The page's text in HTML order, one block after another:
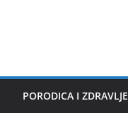
PORODICA I ZDRAVLJE